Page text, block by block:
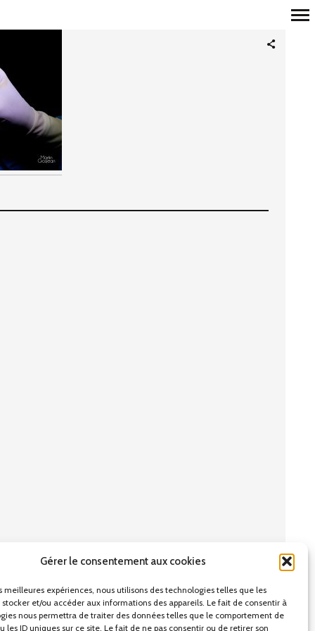
Gérer le consentement aux cookies
meilleures expériences, nous utilisons des technologies telles que les
stocker et/ou accéder aux informations des appareils. Le fait de consentir à
nous permettra de traiter des données telles que le comportement de
les ID uniques sur ce site. Le fait de ne pas consentir ou de retirer son